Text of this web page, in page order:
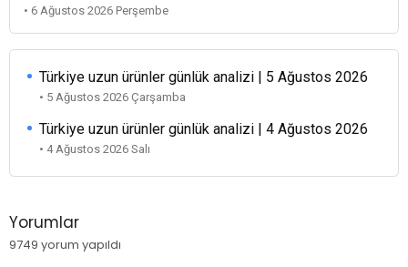
• 6 Ağustos 2026 Perşembe
Türkiye uzun ürünler günlük analizi | 5 Ağustos 2026
• 5 Ağustos 2026 Çarşamba
Türkiye uzun ürünler günlük analizi | 4 Ağustos 2026
• 4 Ağustos 2026 Salı
Yorumlar
9749 yorum yapıldı